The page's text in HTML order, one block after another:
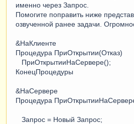
именно через Запрос.
Помогите поправить ниже
озвученной ранее задачи.
&НаКлиенте
Процедура ПриОткрытии(Отказ)
ПриОткрытииНаСервере();
КонецПроцедуры
&НаСервере
Процедура
Запрос = Новый Запрос;